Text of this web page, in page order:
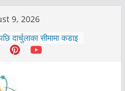
9, 2026
स्वास्थ्योपचारतर्फ
दार्चुलाका सीमामा कडाइ
विरुद्धको खोप लगाउन